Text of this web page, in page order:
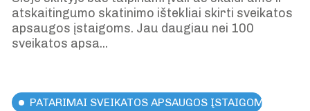
atskaitingumo skatinimo ištekliai skirti sveikatos
apsaugos įstaigoms. Jau daugiau nei 100
sveikatos apsa...
PATARIMAI SVEIKATOS APSAUGOS ĮSTAIGOMS